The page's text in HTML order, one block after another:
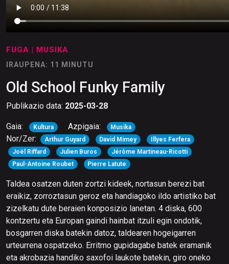
FUGA | MUSIKA
IRAUPENA: 11 MINUTU
Old School Funky Family
Publikazio data: 2025-03-28
Gaia: Kultura Azpigaia: Musika
Nor/Zer: Arthur Guyard David Mimey
Illyes Ferfera
Joël Riffard
Julien Buros
Jérôme Martineau-Ricotti
Paul-Antoine Roubet
Pierre Latute
Taldea osatzen duten zortzi kideek, nortasun berezi bat
eraikiz, zorroztasun geroz eta handiagoko ildo artistiko bat
zizelkatu dute beraien konposizio lanetan. 4 diska, 600
kontzertu eta Europan gaindi hainbat itzuli egin ondotik,
bosgarren diska batekin datoz, taldearen hogeigarren
urteurrena ospatzeko. Erritmo gupidagabe batek eramanik
eta akrobazia handiko saxofoi laukote batekin, giro oneko